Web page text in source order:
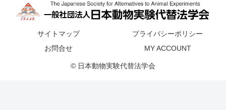
サイトマップ
プライバシーポリシー
お問合せ
MY ACCOUNT
© 日本動物実験代替法学会